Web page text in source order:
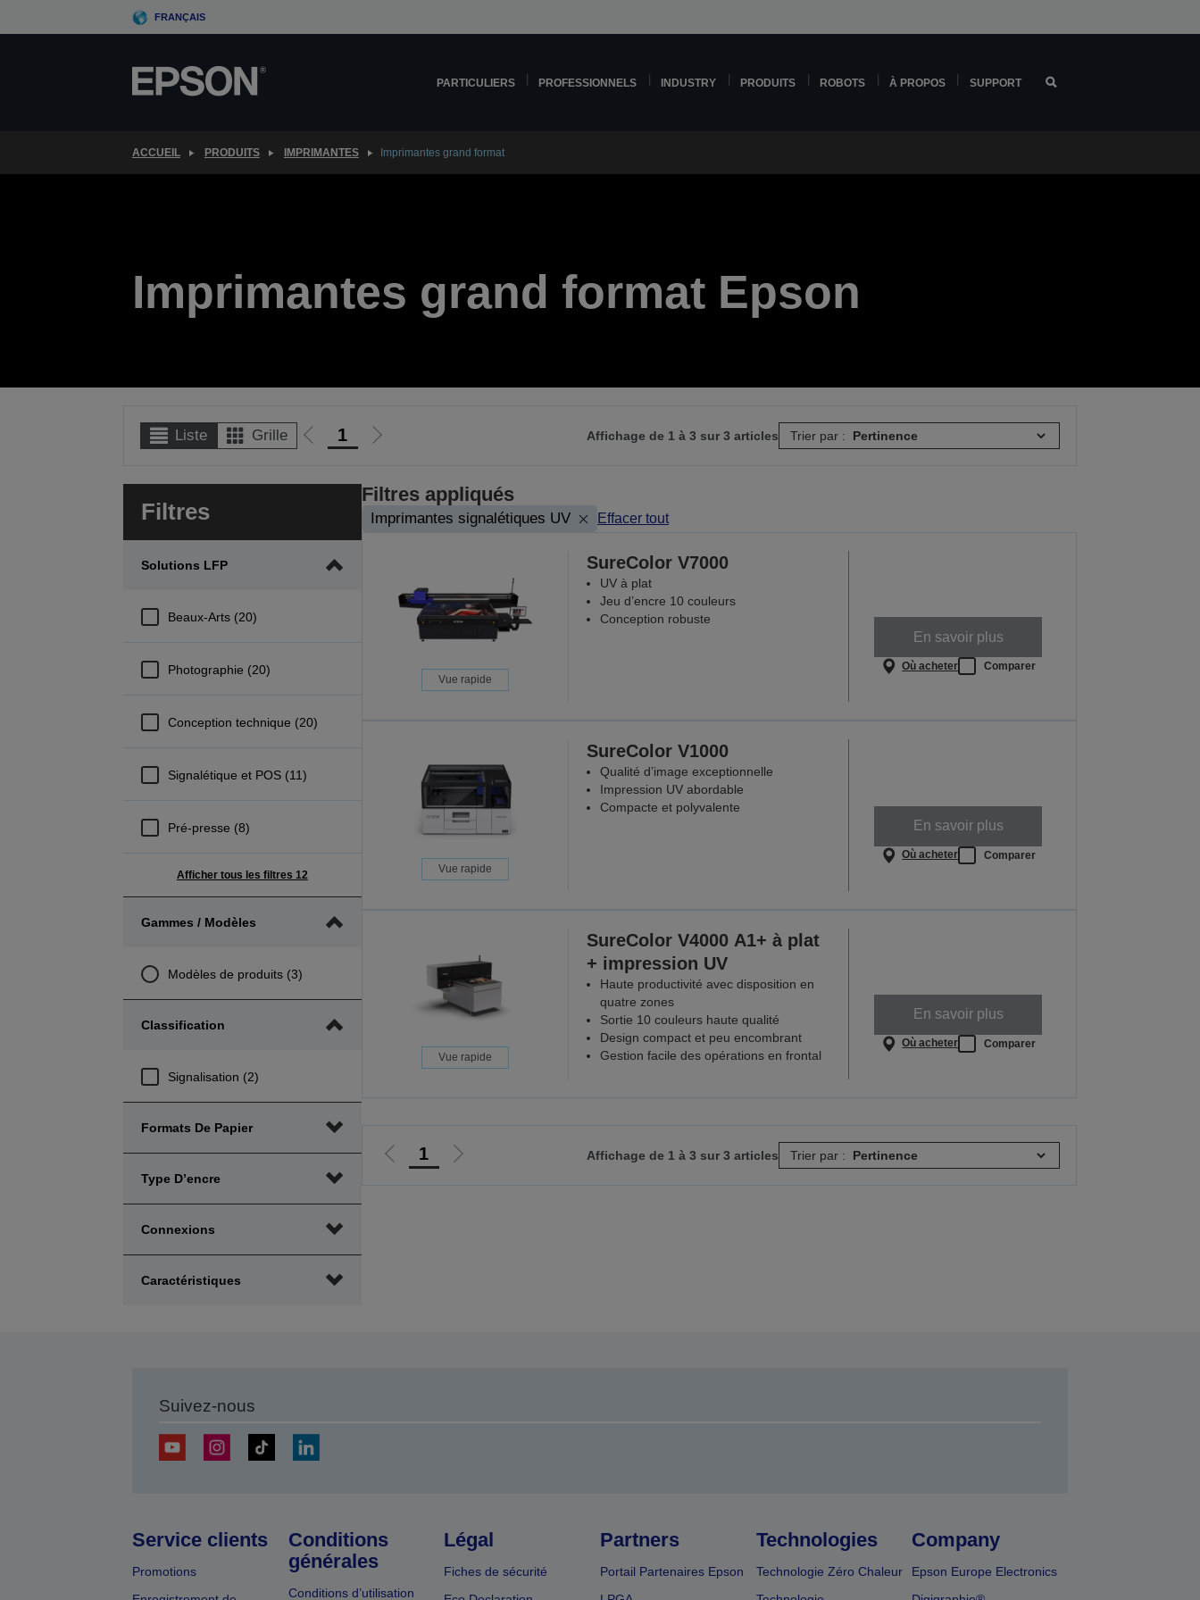
to
FRANÇAIS
PARTICULIERS PROFESSIONNELS INDUSTRY PRODUITS ROBOTS À PROPOS SUPPORT
ACCUEIL PRODUITS IMPRIMANTES Imprimantes grand format
Imprimantes grand format Epson
Liste Grille
Aller
la
précédente
1
Aller
la
suivante
Affichage de 1 à 3 sur 3 articles Trier par :
Filtres
Solutions LFP
Beaux-Arts (20)
Photographie (20)
Conception technique (20)
Signalétique et POS (11)
Pré-presse (8)
Afficher tous les filtres 12
Gammes / Modèles
Modèles de produits (3)
Classification
Signalisation (2)
Formats De Papier
Type D’encre
Connexions
Caractéristiques
Filtres appliqués
Imprimantes signalétiques UV Effacer tout
Vue rapide
SureColor V7000
UV à plat
Jeu d’encre 10 couleurs
Conception robuste
En savoir plus
Où acheter Comparer
Vue rapide
SureColor V1000
Qualité d’image exceptionnelle
Impression UV abordable
Compacte et polyvalente
En savoir plus
Où acheter Comparer
Vue rapide
SureColor V4000 A1+ à plat
+ impression UV
Haute productivité avec disposition en
quatre zones
Sortie 10 couleurs haute qualité
Design compact et peu encombrant
Gestion facile des opérations en frontal
En savoir plus
Où acheter Comparer
Aller1
Aller
Affichage de 1 à 3 sur 3 articles Trier par :
Suivez-nous
Service clients
Promotions
Conditions
générales
Conditions d’utilisation
Légal
Fiches de sécurité
Partners
Portail Partenaires Epson
Technologies
Technologie Zéro Chaleur
Company
Epson Europe Electronics